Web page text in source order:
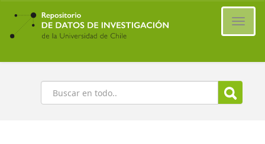
Ir
contenido
principal
Buscar